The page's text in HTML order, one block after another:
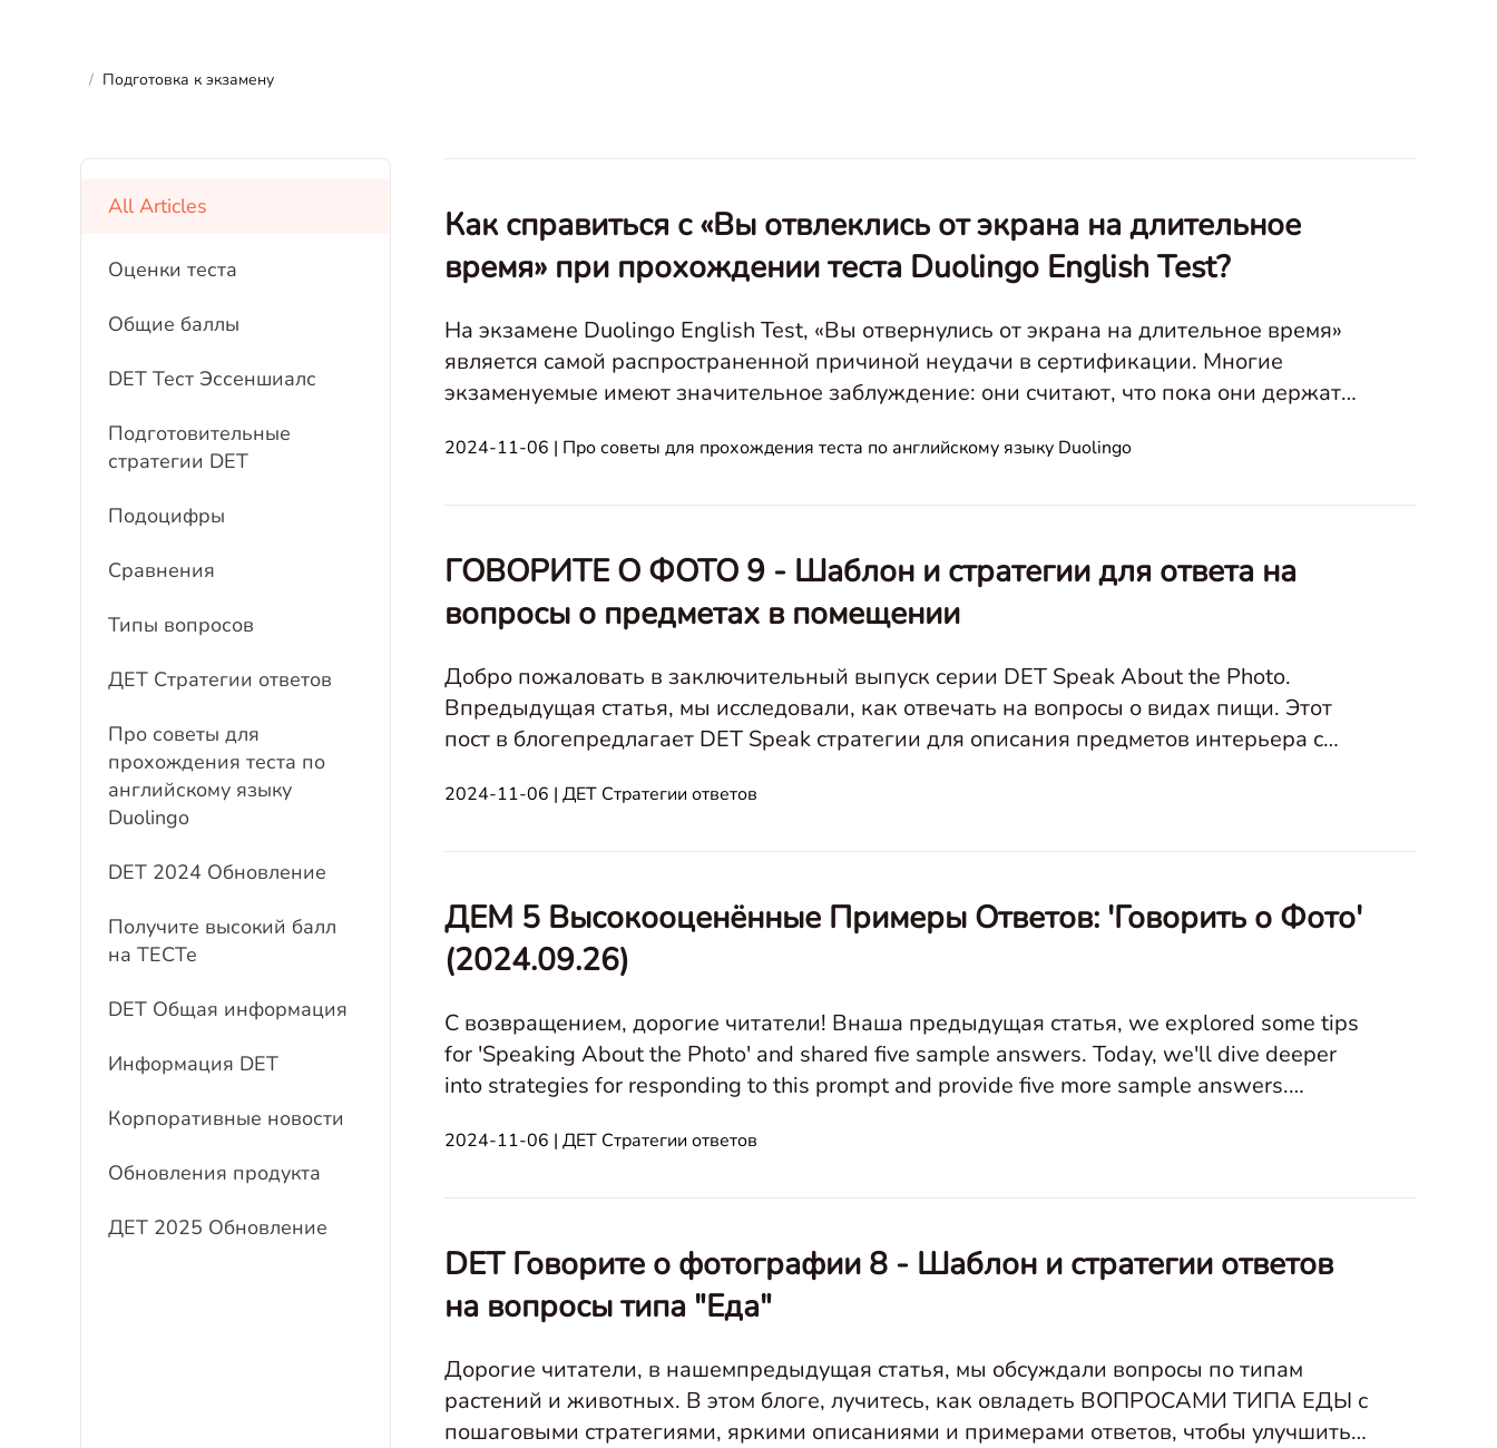
/ Подготовка к экзамену
All Articles
Оценки теста
Общие баллы
DET Тест Эссеншиалс
Подготовительные
стратегии DET
Подоцифры
Сравнения
Типы вопросов
ДЕТ Стратегии ответов
Про советы для
прохождения теста по
английскому языку
Duolingo
DET 2024 Обновление
Получите высокий балл
на ТЕСТе
DET Общая информация
Информация DET
Корпоративные новости
Обновления продукта
ДЕТ 2025 Обновление
Как справиться с «Вы отвлеклись от экрана на длительное
время» при прохождении теста Duolingo English Test?
На экзамене Duolingo English Test, «Вы отвернулись от экрана на длительное время»
является самой распространенной причиной неудачи в сертификации. Многие
экзаменуемые имеют значительное заблуждение: они считают, что пока они держат
2024-11-06 | Про советы для прохождения теста по английскому языку Duolingo
ГОВОРИТЕ О ФОТО 9 - Шаблон и стратегии для ответа на
вопросы о предметах в помещении
Добро пожаловать в заключительный выпуск серии DET Speak About the Photo.
Впредыдущая статья, мы исследовали, как отвечать на вопросы о видах пищи. Этот
пост в блогепредлагает DET Speak стратегии для описания предметов интерьера с
2024-11-06 | ДЕТ Стратегии ответов
ДЕМ 5 Высокооценённые Примеры Ответов: 'Говорить о Фото'
(2024.09.26)
С возвращением, дорогие читатели! Внаша предыдущая статья, we explored some tips
for 'Speaking About the Photo' and shared five sample answers. Today, we'll dive deeper
into strategies for responding to this prompt and provide five more sample answers.
2024-11-06 | ДЕТ Стратегии ответов
DET Говорите о фотографии 8 - Шаблон и стратегии ответов
на вопросы типа "Еда"
Дорогие читатели, в нашемпредыдущая статья, мы обсуждали вопросы по типам
растений и животных. В этом блоге, лучитесь, как овладеть ВОПРОСАМИ ТИПА ЕДЫ с
пошаговыми стратегиями, яркими описаниями и примерами ответов, чтобы улучшить